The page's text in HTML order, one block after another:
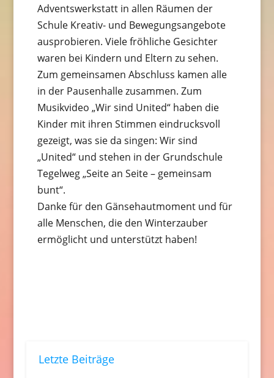
Adventswerkstatt in allen Räumen der
Schule Kreativ- und Bewegungsangebote
ausprobieren. Viele fröhliche Gesichter
waren bei Kindern und Eltern zu sehen.
Zum gemeinsamen Abschluss kamen alle
in der Pausenhalle zusammen. Zum
Musikvideo „Wir sind United“ haben die
Kinder mit ihren Stimmen eindrucksvoll
gezeigt, was sie da singen: Wir sind
„United“ und stehen in der Grundschule
Tegelweg „Seite an Seite – gemeinsam
bunt“.
Danke für den Gänsehautmoment und für
alle Menschen, die den Winterzauber
ermöglicht und unterstützt haben!
Letzte Beiträge